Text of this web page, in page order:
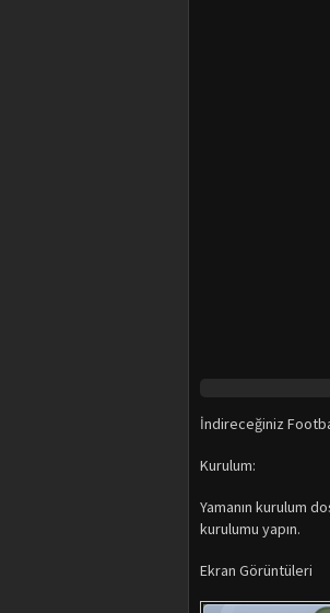
İndireceğiniz
Kurulum:
Yamanın kurulum
kurulumu yapın.
Ekran Görüntüleri